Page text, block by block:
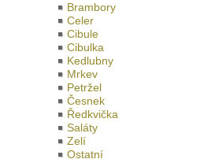
Brambory
Celer
Cibule
Cibulka
Kedlubny
Mrkev
Petržel
Česnek
Ředkvička
Saláty
Zelí
Ostatní